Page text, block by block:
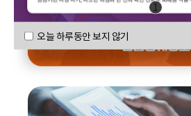
1
오늘 하루동안 보지 않기
산업통계정보